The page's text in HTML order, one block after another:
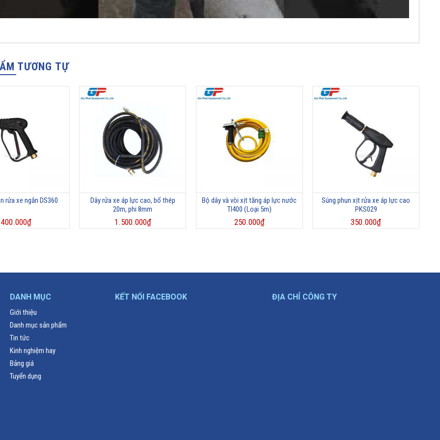
TƯƠNG TỰ
rửa xe ngắn DS360
400.000₫
Dây rửa xe áp lực cao, bố thép
20m, phi 8mm
1.500.000₫
Bộ dây và vòi xịt tăng áp lực nước
TI400 (Loại 5m)
250.000₫
Súng phun xịt rửa xe áp lực cao
PKS029
350.000₫
DANH MỤC
Giới thiệu
Danh mục sản phẩm
Tin tức
Kinh nghiệm hay
Bảng giá
Tuyển dụng
KẾT NỐI FACEBOOK ĐỊA CHỈ CÔNG TY